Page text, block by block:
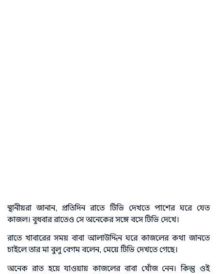
স্থানীয়রা জানান, প্রতিদিন রাতে টিভি দেখতে পাশের ঘরে যেত
কাজল। বুধবার রাতেও সে অনেকের সঙ্গে বসে টিভি দেখে।
রাতে খাবারের সময় বাবা আলাউদ্দিন ঘরে কাজলের কথা জানতে
চাইলে তার মা বুলু বেগম বলেন, মেয়ে টিভি দেখতে গেছে।
অনেক রাত হয়ে যাওয়ায় কাজলের বাবা খোঁজ নেন। কিন্তু ওই